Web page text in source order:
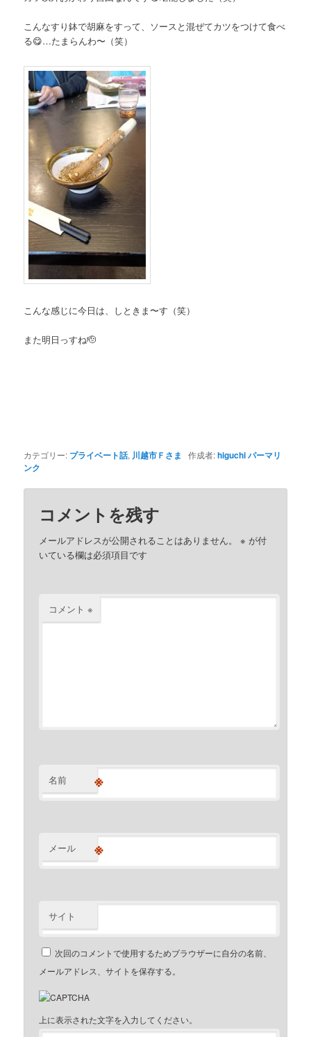
こんなすり鉢で胡麻をすって、ソースと混ぜてカツをつけて食べ
る😋…たまらんわ〜（笑）
こんな感じに今日は、しときま〜す（笑）
また明日っすね🫡
カテゴリー: プライベート話, 川越市Ｆさま 作成者:higuchiパーマリ
ンク
コメントを残す
メールアドレスが公開されることはありません。 ※ が付
いている欄は必須項目です
コメント※
名前 ※
メール ※
サイト
次回のコメントで使用するためブラウザーに自分の名前、
メールアドレス、サイトを保存する。
上に表示された文字を入力してください。